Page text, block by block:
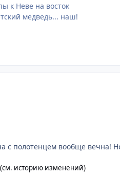
к Неве на восток
медведь... наш!
с полотенцем вообще
(см. историю изменений)